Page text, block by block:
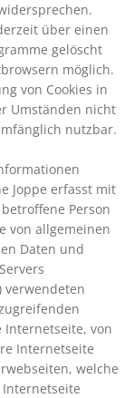
über einen
gelöscht
möglich.
von Cookies in
Umständen nicht
nutzbar.
Joppe erfasst mit
Person
von allgemeinen
Daten und
verwendeten
Internetseite, von
Internetseite
welche